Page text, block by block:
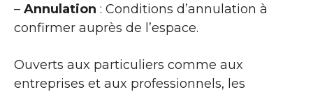
– Annulation : Conditions d’annulation à
confirmer auprès de l’espace.
Ouverts aux particuliers comme aux
entreprises et aux professionnels, les